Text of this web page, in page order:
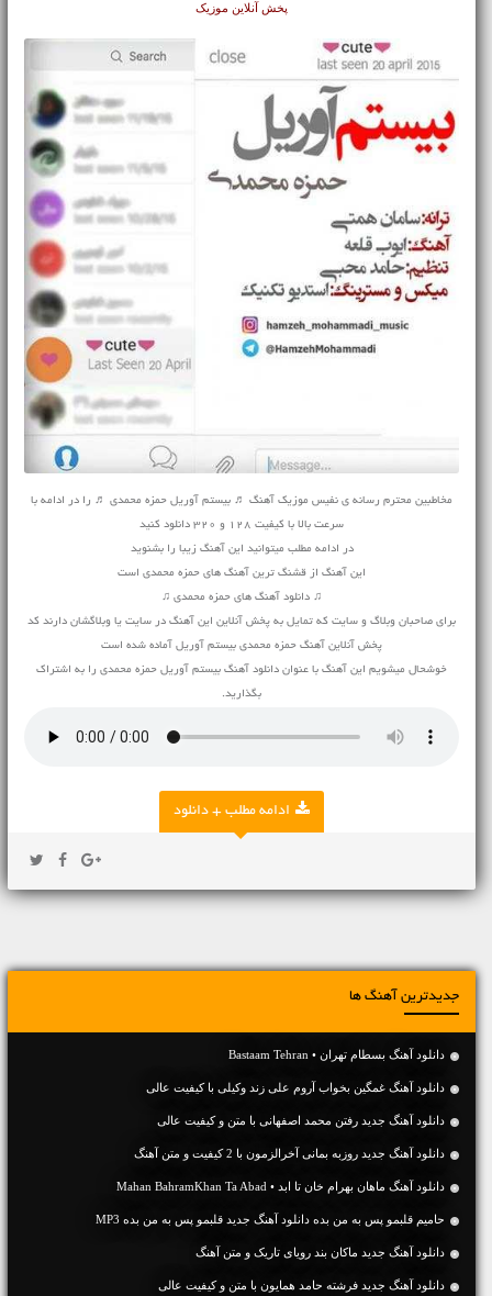
پخش آنلاین موزیک
مخاطبین محترم رسانه ی نفیس موزیک آهنگ ♬ بیستم آوریل حمزه محمدی ♬ را در ادامه با
سرعت بالا با کیفیت 128 و 320 دانلود کنید
در ادامه مطلب میتوانید این آهنگ زیبا را بشنوید
این آهنگ از قشنگ ترین آهنگ های حمزه محمدی است
♫ دانلود آهنگ های حمزه محمدی ♫
برای صاحبان وبلاگ و سایت که تمایل به پخش آنلاین این آهنگ در سایت یا وبلاگشان دارند کد
پخش آنلاین آهنگ حمزه محمدی بیستم آوریل آماده شده است
خوشحال میشویم این آهنگ با عنوان دانلود آهنگ بیستم آوریل حمزه محمدی را به اشتراک
بگذارید.
ادامه مطلب + دانلود
جدیدترین آهنگ ها
دانلود آهنگ بسطام تهران • Bastaam Tehran
دانلود آهنگ غمگین بخواب آروم علی زند وکیلی با کیفیت عالی
دانلود آهنگ جديد رفتن محمد اصفهانی با متن و کیفیت عالی
دانلود آهنگ جديد روزبه بمانی آخرالزمون با 2 کیفیت و متن آهنگ
دانلود آهنگ ماهان بهرام خان تا ابد • Mahan BahramKhan Ta Abad
حامیم قلبمو پس به من بده دانلود آهنگ جدید قلبمو پس به من بده MP3
دانلود آهنگ جديد ماکان بند رویای تاریک و متن آهنگ
دانلود آهنگ جديد فرشته حامد همایون با متن و کیفیت عالی